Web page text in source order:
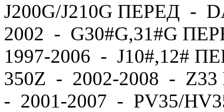
J200G/J210G ПЕРЕД -
2002 - G30#G,31#G
1997-2006 - J10#,12#
350Z - 2002-2008 -
- 2001-2007 - PV35/